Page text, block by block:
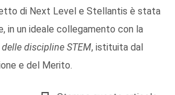
di Next Level e Stellantis è stata
in un ideale collegamento con la
discipline STEM, istituita dal
e del Merito.